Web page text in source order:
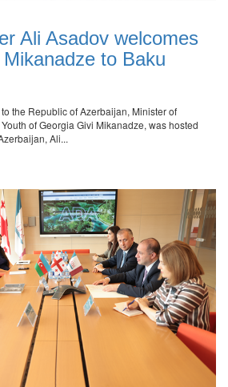
Ali Asadov welcomes
to Baku
the Republic of Azerbaijan, Minister of
of Georgia Givi Mikanadze, was hosted
Ali...